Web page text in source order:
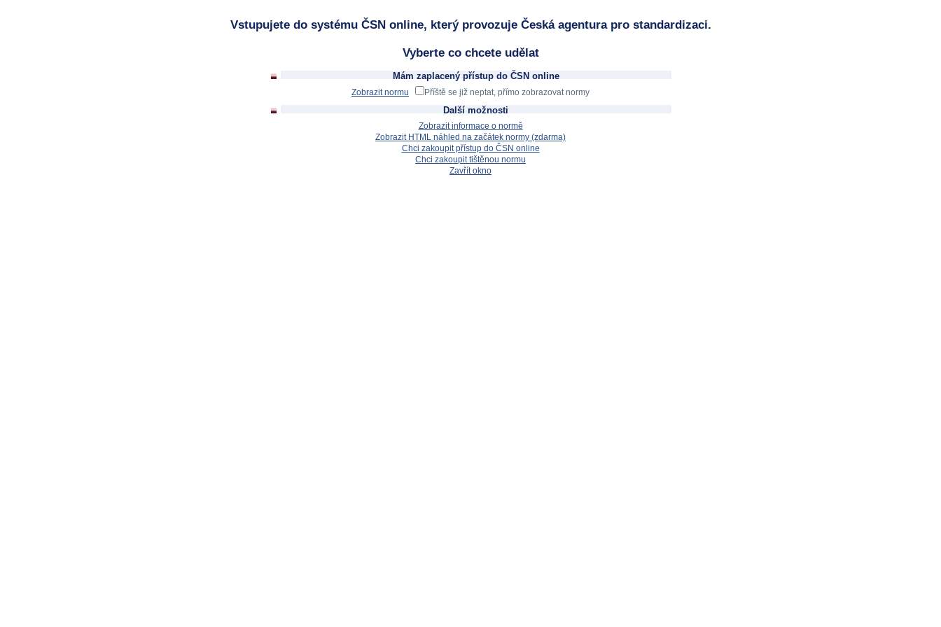
Vstupujete do systému ČSN online, který provozuje Česká agentura pro standardizaci.
Vyberte co chcete udělat
Mám zaplacený přístup do ČSN online
Zobrazit normu Příště se již neptat, přímo zobrazovat normy
Další možnosti
Zobrazit informace o normě
Zobrazit HTML náhled na začátek normy (zdarma)
Chci zakoupit přístup do ČSN online
Chci zakoupit tištěnou normu
Zavřít okno